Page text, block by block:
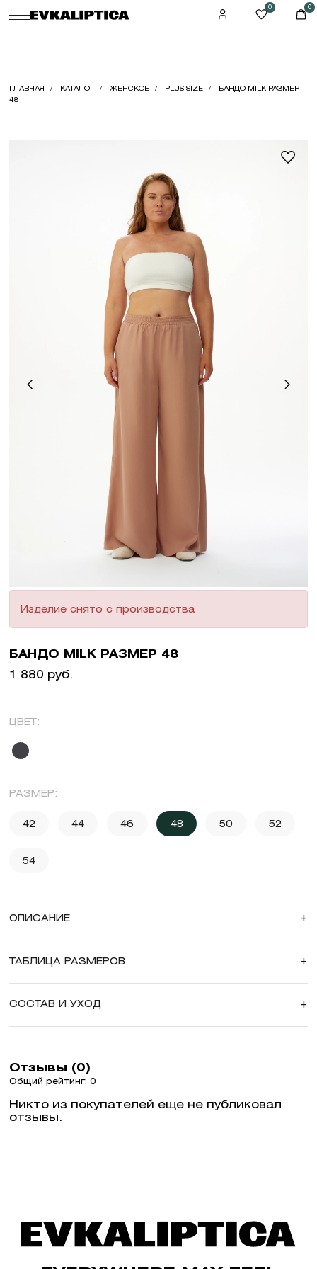
0 0
ГЛАВНАЯ КАТАЛОГ ЖЕНСКОЕ PLUS SIZE
БАНДО MILK РАЗМЕР
48
Изделие снято с производства
БАНДО MILK РАЗМЕР 48
1 880 руб.
ЦВЕТ:
РАЗМЕР:
42 44 46 48 50 52
54
ОПИСАНИЕ +
ТАБЛИЦА РАЗМЕРОВ +
СОСТАВ И УХОД +
Отзывы (0)
Общий рейтинг: 0
Никто из покупателей еще не публиковал
отзывы.